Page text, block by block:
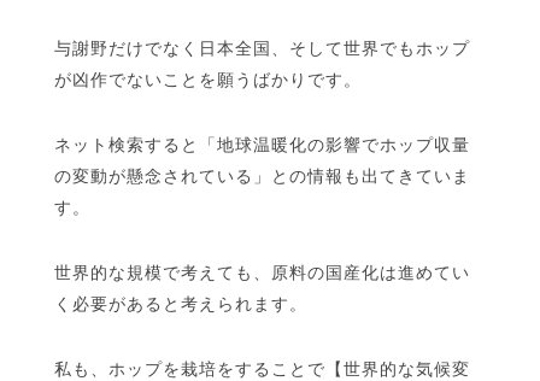
与謝野だけでなく日本全国、そして世界でもホップ
が凶作でないことを願うばかりです。
ネット検索すると「地球温暖化の影響でホップ収量
の変動が懸念されている」との情報も出てきていま
す。
世界的な規模で考えても、原料の国産化は進めてい
く必要があると考えられます。
私も、ホップを栽培をすることで【世界的な気候変